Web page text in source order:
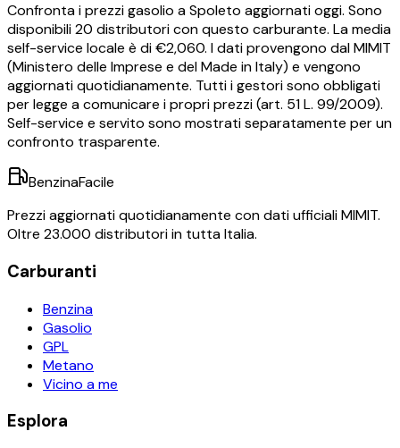
Confronta i prezzigasolio aSpoleto aggiornati oggi. Sono
disponibili20 distributori con questo carburante. La media
self-service locale è di €2,060. I dati provengono dal MIMIT
(Ministero delle Imprese e del Made in Italy) e vengono
aggiornati quotidianamente. Tutti i gestori sono obbligati
per legge a comunicare i propri prezzi (art. 51 L. 99/2009).
Self-service e servito sono mostrati separatamente per un
confronto trasparente.
BenzinaFacile
Prezzi aggiornati quotidianamente con dati ufficiali MIMIT.
Oltre 23.000 distributori in tutta Italia.
Carburanti
Benzina
Gasolio
GPL
Metano
Vicino a me
Esplora